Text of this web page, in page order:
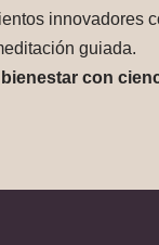
innovadores
guiada.
con